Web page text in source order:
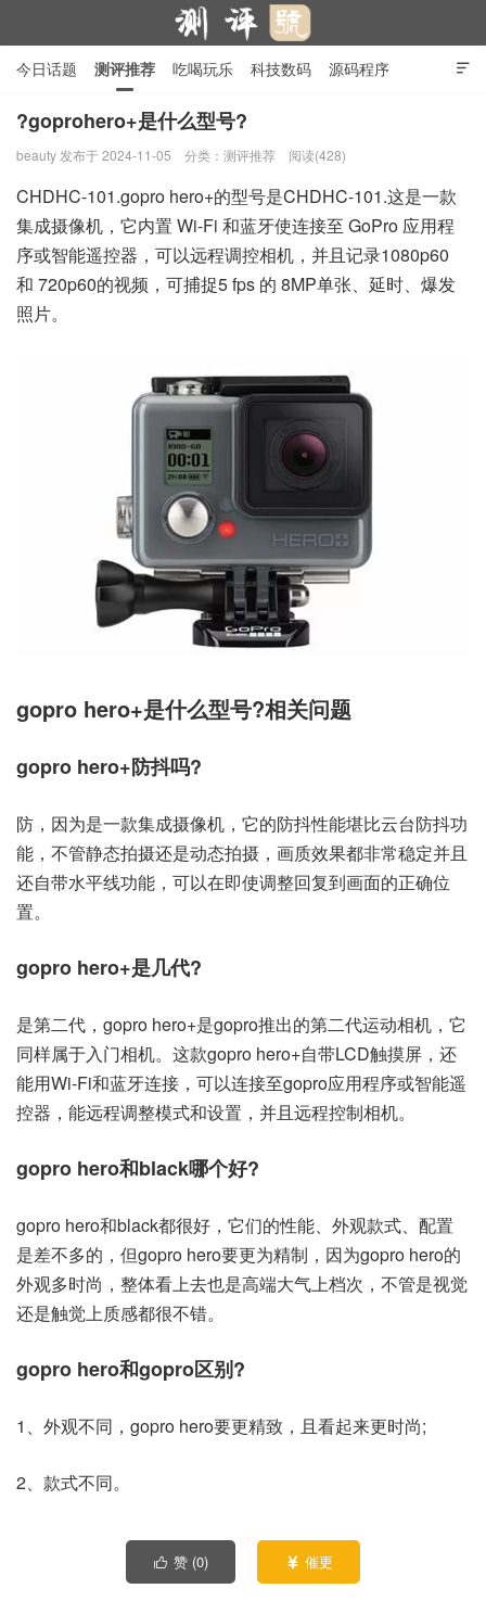

今日话题 测评推荐 吃喝玩乐 科技数码 源码程序
行业产品 在线投稿 隐私政策
?goprohero+是什么型号?
beauty 发布于 2024-11-05 分类： 测评推荐 阅读(428)
CHDHC-101.gopro hero+的型号是CHDHC-101.这是一款
集成摄像机，它内置 Wi-Fi 和蓝牙使连接至 GoPro 应用程
序或智能遥控器，可以远程调控相机，并且记录1080p60
和 720p60的视频，可捕捉5 fps 的 8MP单张、延时、爆发
照片。
gopro hero+是什么型号?相关问题
gopro hero+防抖吗?
防，因为是一款集成摄像机，它的防抖性能堪比云台防抖功
能，不管静态拍摄还是动态拍摄，画质效果都非常稳定并且
还自带水平线功能，可以在即使调整回复到画面的正确位
置。
gopro hero+是几代?
是第二代，gopro hero+是gopro推出的第二代运动相机，它
同样属于入门相机。这款gopro hero+自带LCD触摸屏，还
能用Wi-Fi和蓝牙连接，可以连接至gopro应用程序或智能遥
控器，能远程调整模式和设置，并且远程控制相机。
gopro hero和black哪个好?
gopro hero和black都很好，它们的性能、外观款式、配置
是差不多的，但gopro hero要更为精制，因为gopro hero的
外观多时尚，整体看上去也是高端大气上档次，不管是视觉
还是触觉上质感都很不错。
gopro hero和gopro区别?
1、外观不同，gopro hero要更精致，且看起来更时尚;
2、款式不同。
 赞 (0)  催更